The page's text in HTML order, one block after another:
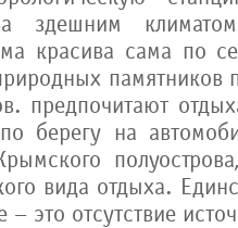
здешним
красива сама по
памятников
предпочитают
берегу на
вида отдыха.
– это отсутствие